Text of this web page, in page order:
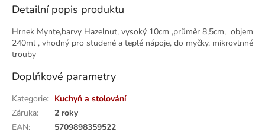
Detailní popis produktu
Hrnek Mynte,barvy Hazelnut, vysoký 10cm ,průměr 8,5cm, objem
240ml , vhodný pro studené a teplé nápoje, do myčky, mikrovlnné
trouby
Doplňkové parametry
Kategorie: Kuchyň a stolování
Záruka:
2 roky
EAN: 5709898359522